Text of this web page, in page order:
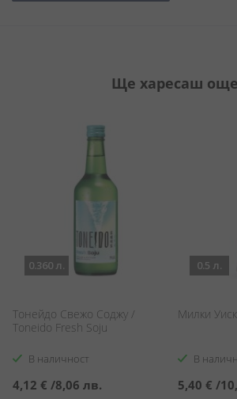
Ще харесаш
0.360 л.
Тонейдо Свежо Соджу /
Toneido Fresh Soju
В наличност
4,12 € /8,06 лв.
0.5 л.
Милки
В
5,40 € /